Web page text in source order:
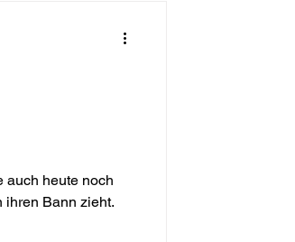
auch heute noch
ihren Bann zieht.